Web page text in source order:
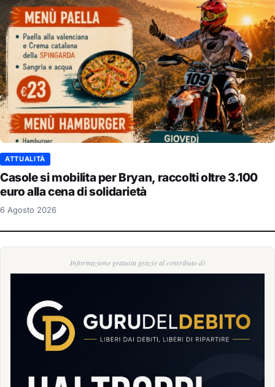
ATTUALITÀ
Casole si mobilita per Bryan, raccolti oltre 3.100
euro alla cena di solidarietà
6 Agosto 2026
Informazione gratuita grazie al contributo di